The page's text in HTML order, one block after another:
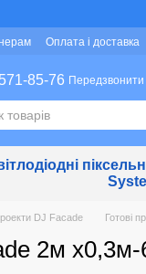
Оплата і доставка
85-76
DJ Facade Готові
2м